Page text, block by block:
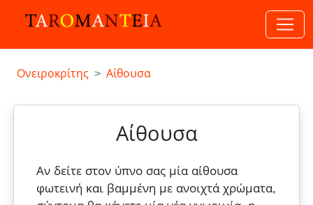
Ονειροκρίτης Αίθουσα
Αίθουσα
Αν δείτε στον ύπνο σας μία αίθουσα
φωτεινή και βαμμένη με ανοιχτά χρώματα,